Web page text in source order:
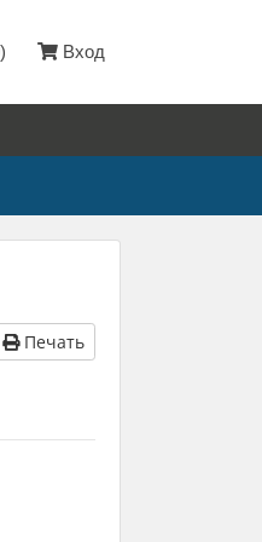
) Вход
Печать